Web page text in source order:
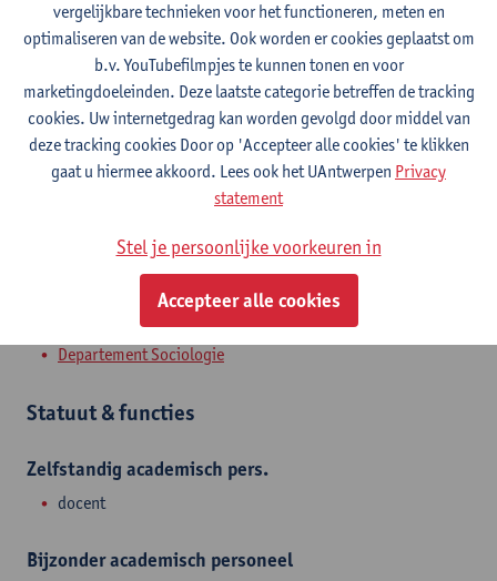
Voor haar doctoraatsonderzoek richtte Elke zich op de
objectivering van de bepaling van onderhoudsbijdragen voor
kinderen na een ouderlijke breuk, met bijkomende aandacht voor
de gedeelde zorg van kinderen. Als post-doctoraal onderzoeker
binnen het Centrum voor Demografie, Familie en Gezondheid is
ze momenteel werkzaam op het ERC Singleton project rond
singlehood bij jongvolwassenen. Verder doceert Elke als
gastprofessor de vakken Toegepaste Multivariate Analyse en het
Sociology binnen de bachelor Social-Economic Sciences.
Departement Sociologie
Statuut & functies
Zelfstandig academisch pers.
docent
Bijzonder academisch personeel
vergelijkbare technieken voor het functioneren, meten en
optimaliseren van de website. Ook worden er cookies geplaatst om
b.v. YouTubefilmpjes te kunnen tonen en voor
marketingdoeleinden. Deze laatste categorie betreffen de tracking
cookies. Uw internetgedrag kan worden gevolgd door middel van
deze tracking cookies Door op 'Accepteer alle cookies' te klikken
gaat u hiermee akkoord. Lees ook het UAntwerpen Privacy
statement
Stel je persoonlijke voorkeuren in
Accepteer alle cookies